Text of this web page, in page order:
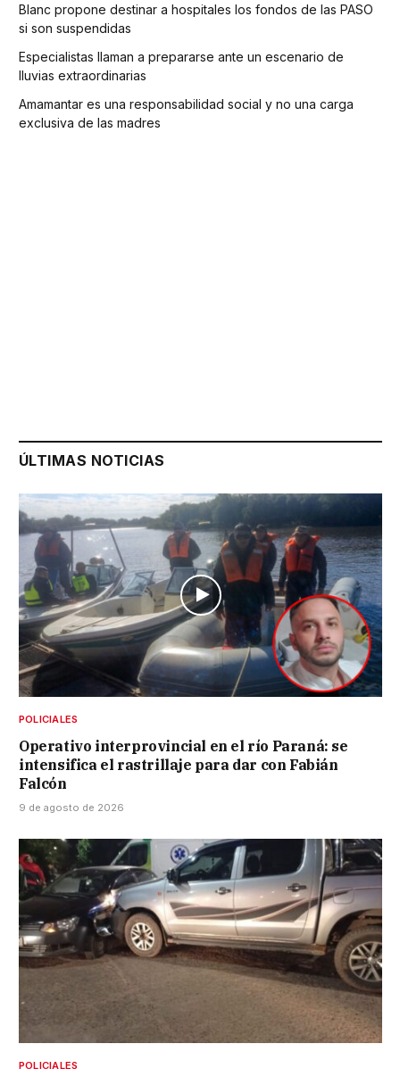
Blanc propone destinar a hospitales los fondos de las PASO
si son suspendidas
Especialistas llaman a prepararse ante un escenario de
lluvias extraordinarias
Amamantar es una responsabilidad social y no una carga
exclusiva de las madres
ÚLTIMAS NOTICIAS
POLICIALES
Operativo interprovincial en el río Paraná: se
intensifica el rastrillaje para dar con Fabián
Falcón
9 de agosto de 2026
POLICIALES